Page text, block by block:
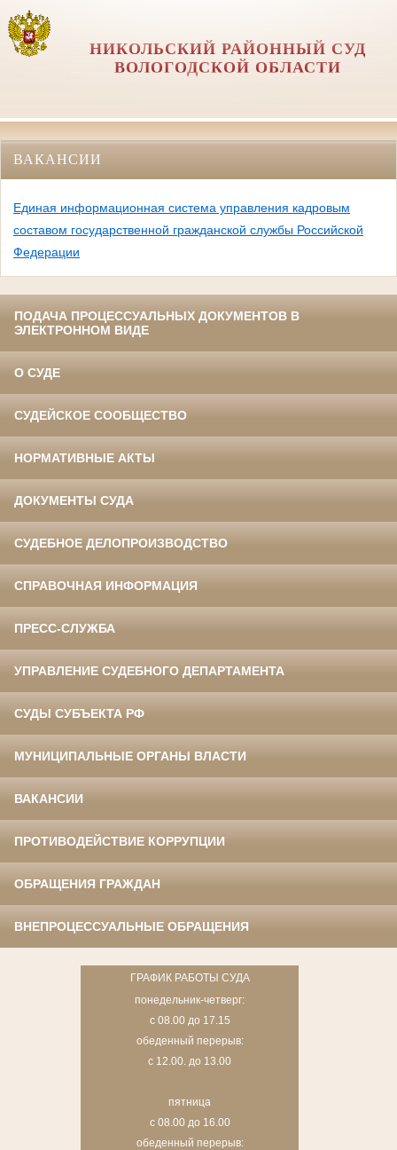
НИКОЛЬСКИЙ РАЙОННЫЙ СУД
ВОЛОГОДСКОЙ ОБЛАСТИ
ВАКАНСИИ
Единая информационная система управления кадровым
составом государственной гражданской службы Российской
Федерации
ПОДАЧА ПРОЦЕССУАЛЬНЫХ ДОКУМЕНТОВ В
ЭЛЕКТРОННОМ ВИДЕ
О СУДЕ
СУДЕЙСКОЕ СООБЩЕСТВО
НОРМАТИВНЫЕ АКТЫ
ДОКУМЕНТЫ СУДА
СУДЕБНОЕ ДЕЛОПРОИЗВОДСТВО
СПРАВОЧНАЯ ИНФОРМАЦИЯ
ПРЕСС-СЛУЖБА
УПРАВЛЕНИЕ СУДЕБНОГО ДЕПАРТАМЕНТА
СУДЫ СУБЪЕКТА РФ
МУНИЦИПАЛЬНЫЕ ОРГАНЫ ВЛАСТИ
ВАКАНСИИ
ПРОТИВОДЕЙСТВИЕ КОРРУПЦИИ
ОБРАЩЕНИЯ ГРАЖДАН
ВНЕПРОЦЕССУАЛЬНЫЕ ОБРАЩЕНИЯ
ГРАФИК РАБОТЫ СУДА
понедельник-четверг:
с 08.00 до 17.15
обеденный перерыв:
с 12.00. до 13.00
пятница
с 08.00 до 16.00
обеденный перерыв: